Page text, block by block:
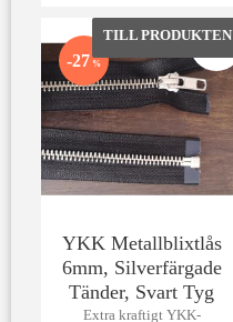
YKK Metallblixtlås
6mm, Silverfärgade
Tänder, Svart Tyg
Extra kraftigt YKK-
27 %